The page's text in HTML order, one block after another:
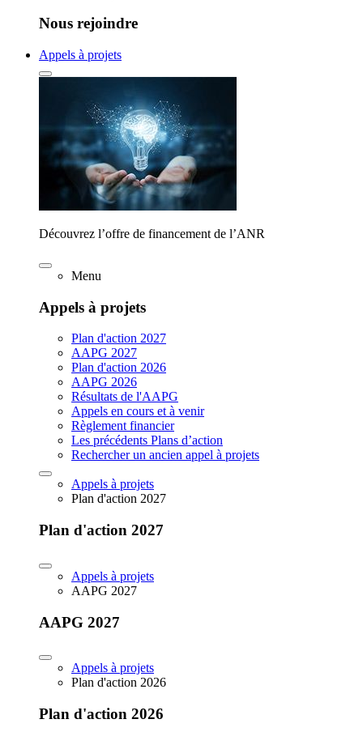
Nous rejoindre
Appels à projets
Découvrez l’offre de financement de l’ANR
Menu
Appels à projets
Plan d'action 2027
AAPG 2027
Plan d'action 2026
AAPG 2026
Résultats de l'AAPG
Appels en cours et à venir
Règlement financier
Les précédents Plans d’action
Rechercher un ancien appel à projets
Appels à projets
Plan d'action 2027
Plan d'action 2027
Appels à projets
AAPG 2027
AAPG 2027
Appels à projets
Plan d'action 2026
Plan d'action 2026